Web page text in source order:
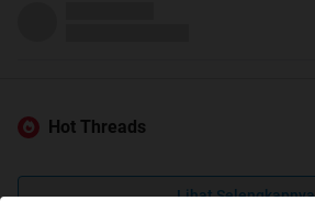
Hot Threads
Lihat Selengkapnya